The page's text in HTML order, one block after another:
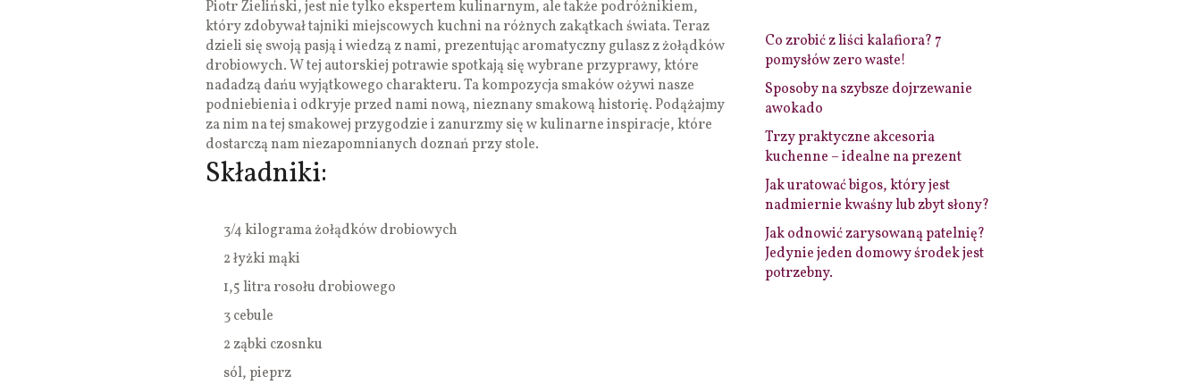
Piotr Zieliński, jest nie tylko ekspertem kulinarnym, ale także podróżnikiem,
który zdobywał tajniki miejscowych kuchni na różnych zakątkach świata. Teraz
dzieli się swoją pasją i wiedzą z nami, prezentując aromatyczny gulasz z żołądków
drobiowych. W tej autorskiej potrawie spotkają się wybrane przyprawy, które
nadadzą dańu wyjątkowego charakteru. Ta kompozycja smaków ożywi nasze
podniebienia i odkryje przed nami nową, nieznany smakową historię. Podążajmy
za nim na tej smakowej przygodzie i zanurzmy się w kulinarne inspiracje, które
dostarczą nam niezapomnianych doznań przy stole.
Składniki:
3/4 kilograma żołądków drobiowych
2 łyżki mąki
1,5 litra rosołu drobiowego
3 cebule
2 ząbki czosnku
sól, pieprz
Co zrobić z liści kalafiora? 7
pomysłów zero waste!
Sposoby na szybsze dojrzewanie
awokado
Trzy praktyczne akcesoria
kuchenne – idealne na prezent
Jak uratować bigos, który jest
nadmiernie kwaśny lub zbyt słony?
Jak odnowić zarysowaną patelnię?
Jedynie jeden domowy środek jest
potrzebny.